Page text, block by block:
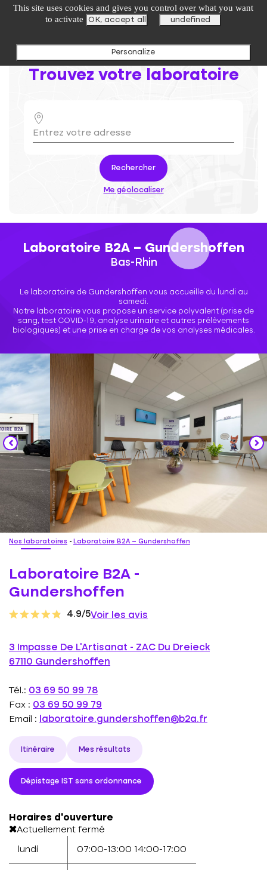
Trouvez votre laboratoire
Rechercher
Me géolocaliser
Laboratoire B2A – Gundershoffen
Bas-Rhin
Le laboratoire de Gundershoffen vous accueille du lundi au
samedi.
Notre laboratoire vous propose un service polyvalent (prise de
sang, test COVID-19, analyse urinaire et autres prélèvements
biologiques) et une prise en charge de vos analyses médicales.
Nos laboratoires - Laboratoire B2A – Gundershoffen
Laboratoire B2A -
Gundershoffen
4.9/5Voir les avis
3 Impasse De L’Artisanat - ZAC Du Dreieck
67110 Gundershoffen
Tél.: 03 69 50 99 78
Fax : 03 69 50 99 79
Email :
laboratoire.gundershoffen@b2a.fr
Itinéraire Mes résultats
Dépistage IST sans ordonnance
Horaires d'ouverture
Actuellement fermé
lundi 07:00-13:00 14:00-17:00
undefined
This site uses cookies and gives you control over what you want
to activate
OK, accept all undefined
Personalize